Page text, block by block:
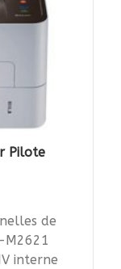
Pilote
de
M2621
interne